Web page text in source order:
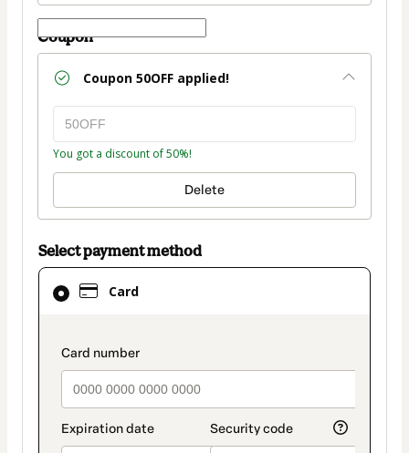
Coupon
Coupon 50OFF applied!
You got a discount of 50%!
Delete
Select payment method
Card
payment_data.section_title_v2
Card
selected
method